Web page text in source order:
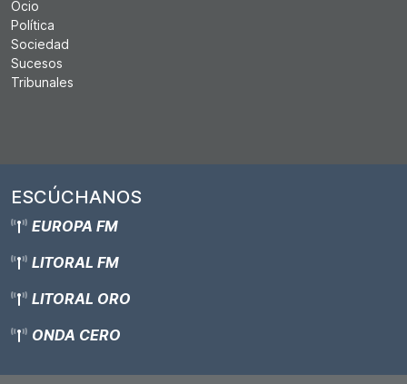
Ocio
Política
Sociedad
Sucesos
Tribunales
ESCÚCHANOS
EUROPA FM
LITORAL FM
LITORAL ORO
ONDA CERO